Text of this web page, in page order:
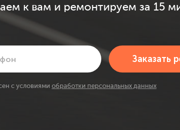
к вам и ремонтируем за 15
с условиями обработки персональных данных